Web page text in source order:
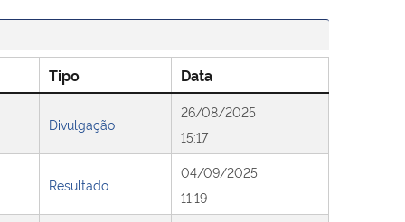
Tipo Data
Divulgação
26/08/2025
15:17
Resultado
04/09/2025
11:19